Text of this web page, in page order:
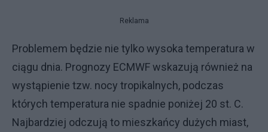
Reklama
Problemem będzie nie tylko wysoka temperatura w
ciągu dnia. Prognozy ECMWF wskazują również na
wystąpienie tzw. nocy tropikalnych, podczas
których temperatura nie spadnie poniżej 20 st. C.
Najbardziej odczują to mieszkańcy dużych miast,